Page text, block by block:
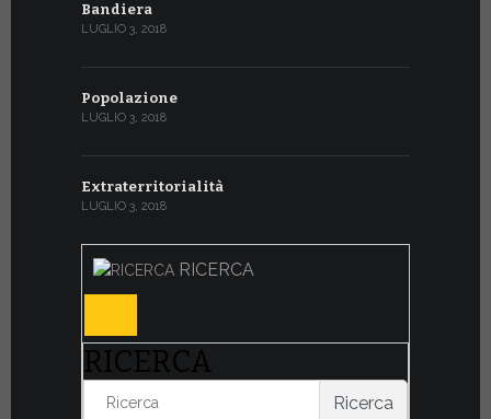
Bandiera
LUGLIO 3, 2018
Popolazione
LUGLIO 3, 2018
Extraterritorialità
LUGLIO 3, 2018
RICERCA
RICERCA
Ricerca